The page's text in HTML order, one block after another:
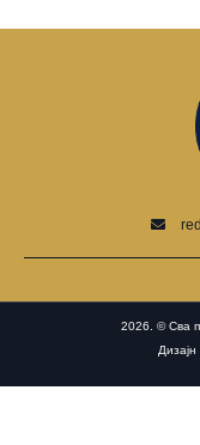
2026. © Сва